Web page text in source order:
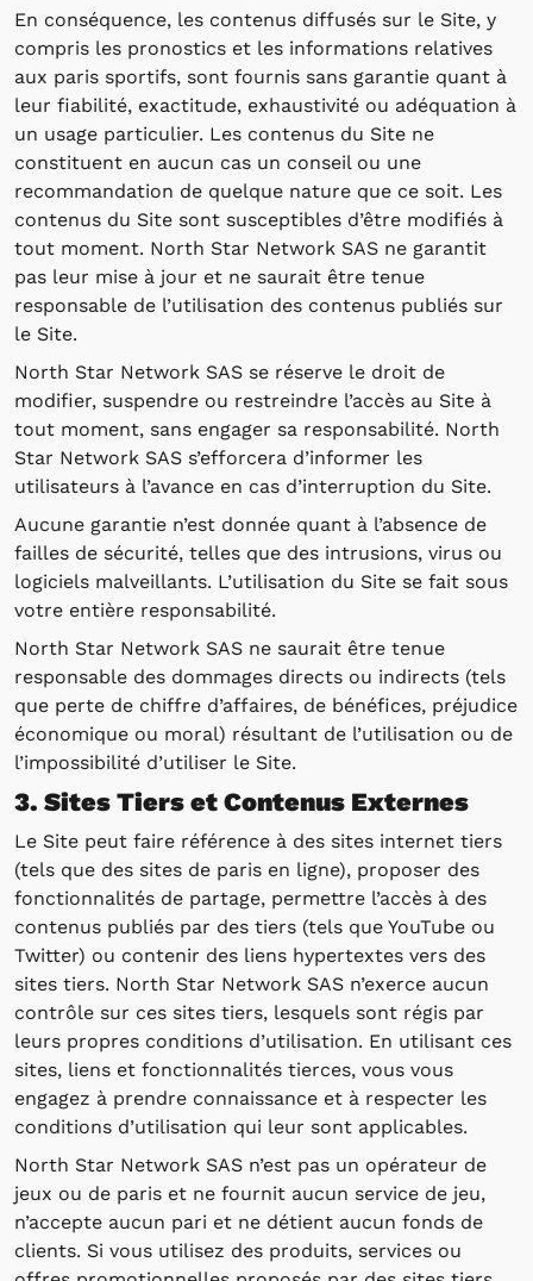
En conséquence, les contenus diffusés sur le Site, y
compris les pronostics et les informations relatives
aux paris sportifs, sont fournis sans garantie quant à
leur fiabilité, exactitude, exhaustivité ou adéquation à
un usage particulier. Les contenus du Site ne
constituent en aucun cas un conseil ou une
recommandation de quelque nature que ce soit. Les
contenus du Site sont susceptibles d’être modifiés à
tout moment. North Star Network SAS ne garantit
pas leur mise à jour et ne saurait être tenue
responsable de l’utilisation des contenus publiés sur
le Site.
North Star Network SAS se réserve le droit de
modifier, suspendre ou restreindre l’accès au Site à
tout moment, sans engager sa responsabilité. North
Star Network SAS s’efforcera d’informer les
utilisateurs à l’avance en cas d’interruption du Site.
Aucune garantie n’est donnée quant à l’absence de
failles de sécurité, telles que des intrusions, virus ou
logiciels malveillants. L’utilisation du Site se fait sous
votre entière responsabilité.
North Star Network SAS ne saurait être tenue
responsable des dommages directs ou indirects (tels
que perte de chiffre d’affaires, de bénéfices, préjudice
économique ou moral) résultant de l’utilisation ou de
l’impossibilité d’utiliser le Site.
3. Sites Tiers et Contenus Externes
Le Site peut faire référence à des sites internet tiers
(tels que des sites de paris en ligne), proposer des
fonctionnalités de partage, permettre l’accès à des
contenus publiés par des tiers (tels que YouTube ou
Twitter) ou contenir des liens hypertextes vers des
sites tiers. North Star Network SAS n’exerce aucun
contrôle sur ces sites tiers, lesquels sont régis par
leurs propres conditions d’utilisation. En utilisant ces
sites, liens et fonctionnalités tierces, vous vous
engagez à prendre connaissance et à respecter les
conditions d’utilisation qui leur sont applicables.
North Star Network SAS n’est pas un opérateur de
jeux ou de paris et ne fournit aucun service de jeu,
n’accepte aucun pari et ne détient aucun fonds de
clients. Si vous utilisez des produits, services ou